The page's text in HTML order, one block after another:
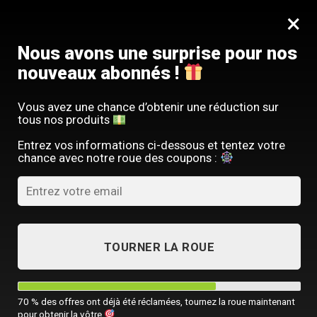
contenu
ACCUEIL / SAC À DOS LUXE
×
Nous avons une surprise pour nos
nouveaux abonnés !
Vous avez une chance d’obtenir une réduction sur
tous nos produits
Entrez vos informations ci-dessous et tentez votre
chance avec notre roue des coupons :
TOURNER LA ROUE
70 % des offres ont déjà été réclamées, tournez la roue maintenant
pour obtenir la vôtre